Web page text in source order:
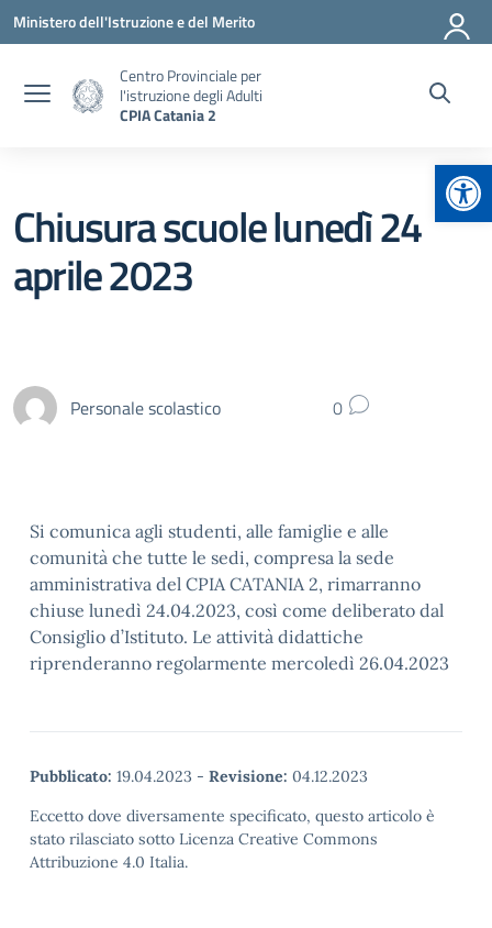
Vai ai contenuti
Vai al menu di navigazione
Vai al footer
Ministero dell'Istruzione e del Merito
Centro Provinciale per
l'istruzione degli Adulti
CPIA Catania 2
Chiusura scuole lunedì 24
aprile 2023
Personale scolastico 0
Si comunica agli studenti, alle famiglie e alle
comunità che tutte le sedi, compresa la sede
amministrativa del CPIA CATANIA 2, rimarranno
chiuse lunedì 24.04.2023, così come deliberato dal
Consiglio d’Istituto. Le attività didattiche
riprenderanno regolarmente mercoledì 26.04.2023
Pubblicato: 19.04.2023 - Revisione: 04.12.2023
Eccetto dove diversamente specificato, questo articolo è
stato rilasciato sotto Licenza Creative Commons
Attribuzione 4.0 Italia.